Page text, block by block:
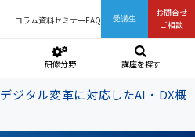
コラム資料セミナーFAQ 受講生
お問合せ
ご相談
研修分野 講座を探す
デジタル変革に対応したAI・DX概